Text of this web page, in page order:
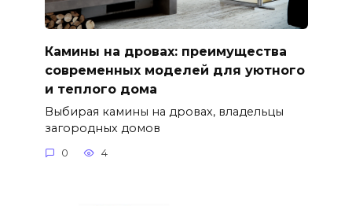
Камины на дровах: преимущества
современных моделей для уютного
и теплого дома
Выбирая камины на дровах, владельцы
загородных домов
0 4